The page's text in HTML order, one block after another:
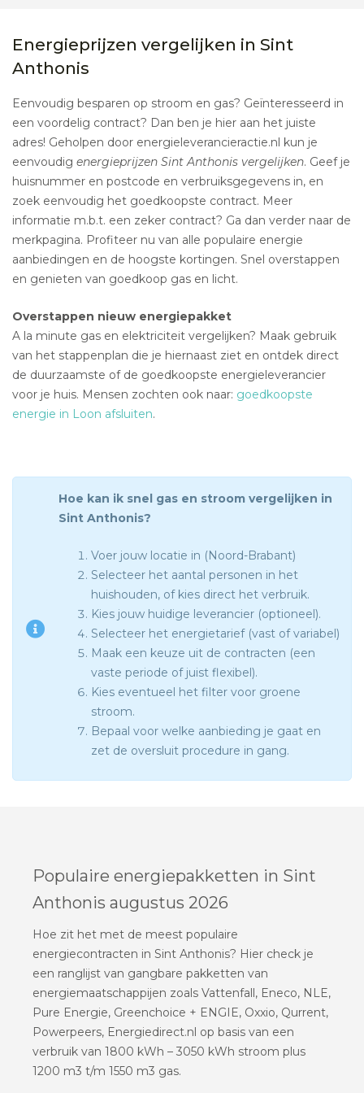
Energieprijzen vergelijken in Sint
Anthonis
Eenvoudig besparen op stroom en gas? Geïnteresseerd in
een voordelig contract? Dan ben je hier aan het juiste
adres! Geholpen door energieleverancieractie.nl kun je
eenvoudig energieprijzen Sint Anthonis vergelijken. Geef je
huisnummer en postcode en verbruiksgegevens in, en
zoek eenvoudig het goedkoopste contract. Meer
informatie m.b.t. een zeker contract? Ga dan verder naar de
merkpagina. Profiteer nu van alle populaire energie
aanbiedingen en de hoogste kortingen. Snel overstappen
en genieten van goedkoop gas en licht.
Overstappen nieuw energiepakket
A la minute gas en elektriciteit vergelijken? Maak gebruik
van het stappenplan die je hiernaast ziet en ontdek direct
de duurzaamste of de goedkoopste energieleverancier
voor je huis. Mensen zochten ook naar: goedkoopste
energie in Loon afsluiten.
Hoe kan ik snel gas en stroom vergelijken in
Sint Anthonis?
Voer jouw locatie in (Noord-Brabant)
Selecteer het aantal personen in het
huishouden, of kies direct het verbruik.
Kies jouw huidige leverancier (optioneel).
Selecteer het energietarief (vast of variabel)
Maak een keuze uit de contracten (een
vaste periode of juist flexibel).
Kies eventueel het filter voor groene
stroom.
Bepaal voor welke aanbieding je gaat en
zet de oversluit procedure in gang.
Populaire energiepakketten in Sint
Anthonis augustus 2026
Hoe zit het met de meest populaire
energiecontracten in Sint Anthonis? Hier check je
een ranglijst van gangbare pakketten van
energiemaatschappijen zoals Vattenfall, Eneco, NLE,
Pure Energie, Greenchoice + ENGIE, Oxxio, Qurrent,
Powerpeers, Energiedirect.nl op basis van een
verbruik van 1800 kWh – 3050 kWh stroom plus
1200 m3 t/m 1550 m3 gas.